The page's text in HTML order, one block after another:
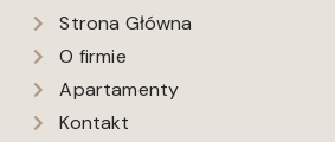
Strona Główna
O firmie
Apartamenty
Kontakt